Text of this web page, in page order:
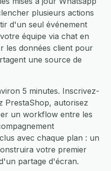
plusieurs actions
d'un seul événement
équipe via chat en
les données client pour
une source de
5 minutes. Inscrivez-
PrestaShop, autorisez
un workflow entre les
avec chaque plan : un
votre premier
partage d'écran.